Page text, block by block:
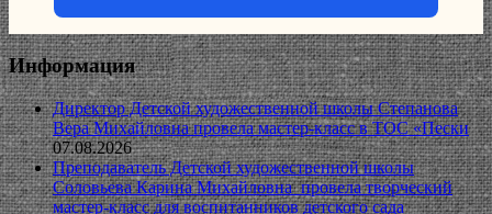
Информация
Директор Детской художественной школы Степанова
Вера Михайловна провела мастер-класс в ТОС «Пески
07.08.2026
Преподаватель Детской художественной школы
Соловьева Карина Михайловна провела творческий
мастер-класс для воспитанников детского сада